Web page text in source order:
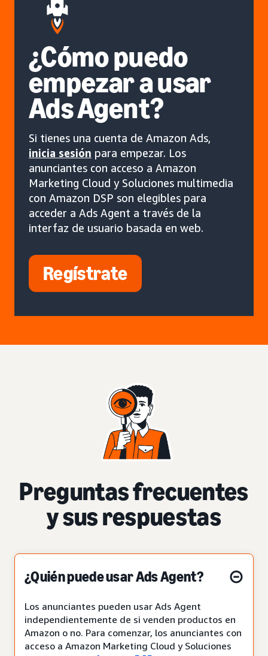
¿Cómo puedo
empezar a usar
Ads Agent?
Si tienes una cuenta de Amazon Ads,
inicia sesión para empezar. Los
anunciantes con acceso a Amazon
Marketing Cloud y Soluciones multimedia
con Amazon DSP son elegibles para
acceder a Ads Agent a través de la
interfaz de usuario basada en web.
Regístrate
Preguntas frecuentes
y sus respuestas
¿Quién puede usar Ads Agent?
Los anunciantes pueden usar Ads Agent
independientemente de si venden productos en
Amazon o no. Para comenzar, los anunciantes con
acceso a Amazon Marketing Cloud y Soluciones